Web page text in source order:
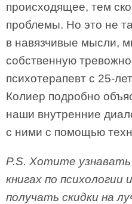
происходящее, тем
проблемы. Но это не
в навязчивые мысли,
собственную
психотерапевт с 25-
Колиер подробно
наши внутренние
с ними с помощью
P.S. Хотите
книгах по
получать скидки на